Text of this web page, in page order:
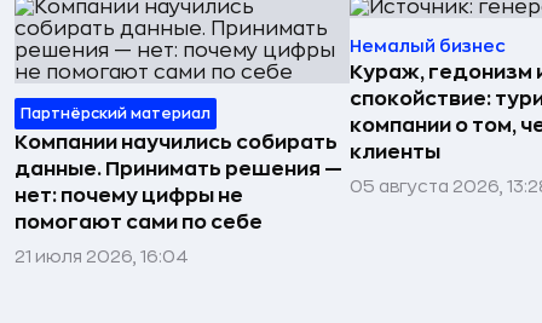
Партнёрский материал
Компании научились собирать
данные. Принимать решения —
нет: почему цифры не
помогают сами по себе
21 июля 2026, 16:04
Немалый бизнес
Кураж, гедонизм
спокойствие:
компании о том,
клиенты
05 августа 2026,